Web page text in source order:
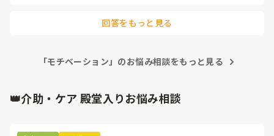
毎日お腹も痛ければ、気持ちも焦りや不安でいっぱいいっぱ
まだ、1ヶ月経ってないって事もありますが…
こんな職員居てるのでしょうか…
回答をもっと見る
「モチベーション」のお悩み相談をもっと見る
👑介助・ケア 殿堂入りお悩み相談